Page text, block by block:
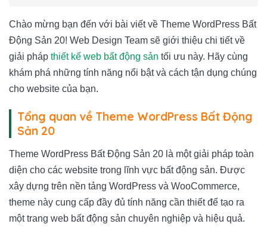
Chào mừng bạn đến với bài viết về Theme WordPress Bất
Động Sản 20! Web Design Team sẽ giới thiệu chi tiết về
giải pháp thiết kế web bất động sản tối ưu này. Hãy cùng
khám phá những tính năng nổi bật và cách tận dụng chúng
cho website của bạn.
Tổng quan về Theme WordPress Bất Động
Sản 20
Theme WordPress Bất Động Sản 20 là một giải pháp toàn
diện cho các website trong lĩnh vực bất động sản. Được
xây dựng trên nền tảng WordPress và WooCommerce,
theme này cung cấp đầy đủ tính năng cần thiết để tạo ra
một trang web bất động sản chuyên nghiệp và hiệu quả.